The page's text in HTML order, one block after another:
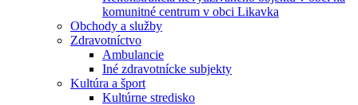
komunitné centrum v obci Likavka
Obchody a služby
Zdravotníctvo
Ambulancie
Iné zdravotnícke subjekty
Kultúra a šport
Kultúrne stredisko